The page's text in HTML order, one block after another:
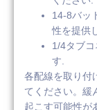
14-8バッ
性を提供
1/4タブ
す.
各配線を取り付
てください。緩
起こす可能性が